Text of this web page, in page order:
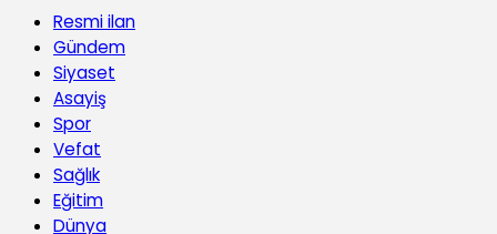
Resmi ilan
Gündem
Siyaset
Asayiş
Spor
Vefat
Sağlık
Eğitim
Dünya